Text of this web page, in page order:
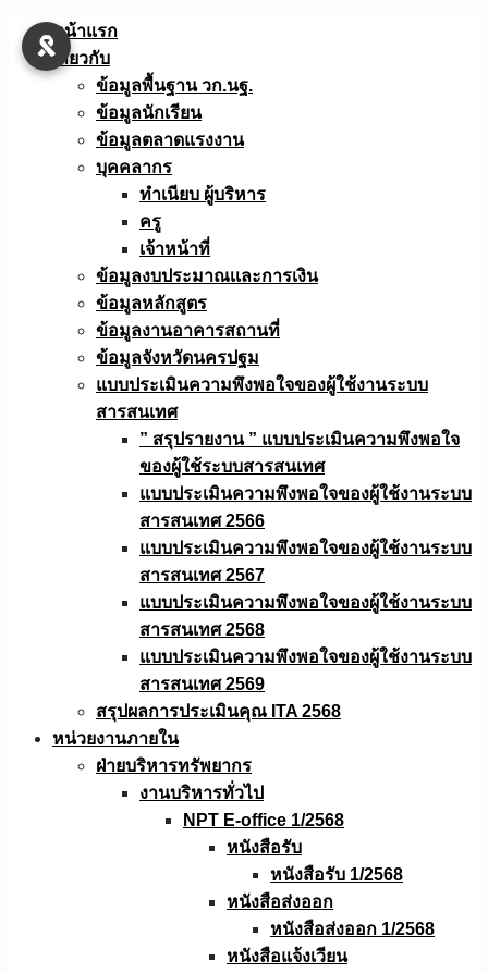
Skip
หน้าแรก
เกี่ยวกับ
ข้อมูลพื้นฐาน วก.นฐ.
ข้อมูลนักเรียน
ข้อมูลตลาดแรงงาน
บุคคลากร
ทำเนียบ ผู้บริหาร
ครู
เจ้าหน้าที่
ข้อมูลงบประมาณเเละการเงิน
ข้อมูลหลักสูตร
ข้อมูลงานอาคารสถานที่
ข้อมูลจังหวัดนครปฐม
แบบประเมินความพึงพอใจของผู้ใช้งานระบบ
สารสนเทศ
” สรุปรายงาน ” แบบประเมินความพึงพอใจ
ของผู้ใช้ระบบสารสนเทศ
แบบประเมินความพึงพอใจของผู้ใช้งานระบบ
สารสนเทศ 2566
แบบประเมินความพึงพอใจของผู้ใช้งานระบบ
สารสนเทศ 2567
แบบประเมินความพึงพอใจของผู้ใช้งานระบบ
สารสนเทศ 2568
แบบประเมินความพึงพอใจของผู้ใช้งานระบบ
สารสนเทศ 2569
สรุปผลการประเมินคุณ ITA 2568
หน่วยงานภายใน
ฝ่ายบริหารทรัพยากร
งานบริหารทั่วไป
NPT E-office 1/2568
หนังสือรับ
หนังสือรับ 1/2568
หนังสือส่งออก
หนังสือส่งออก 1/2568
หนังสือแจ้งเวียน